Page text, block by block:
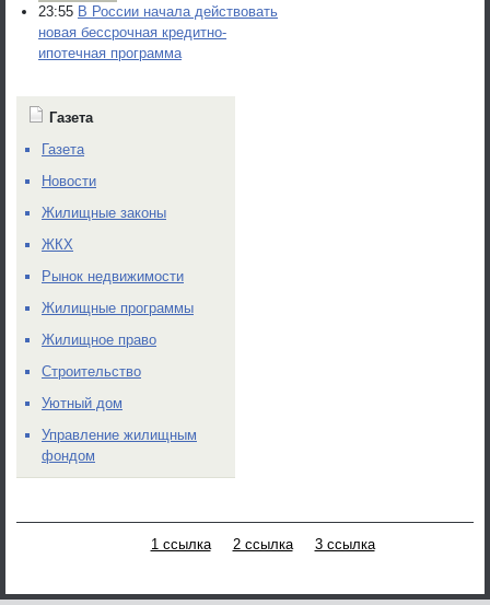
23:55 В России начала действовать
новая бессрочная кредитно-
ипотечная программа
Газета
Газета
Новости
Жилищные законы
ЖКХ
Рынок недвижимости
Жилищные программы
Жилищное право
Строительство
Уютный дом
Управление жилищным
фондом
1 ссылка 2 ссылка 3 ссылка